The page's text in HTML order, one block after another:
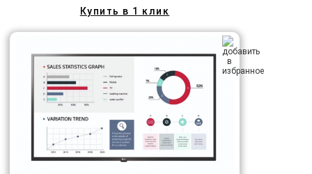
Купить в 1 клик